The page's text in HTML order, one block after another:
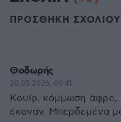
ΠΡΟΣΘΗΚΗ ΣΧΟΛΙΟΥ
Θοδωρής
20.05.2026, 09:41
Κουίρ, κόμμωση άφρο,
έκαναν. Μπερδεμένα